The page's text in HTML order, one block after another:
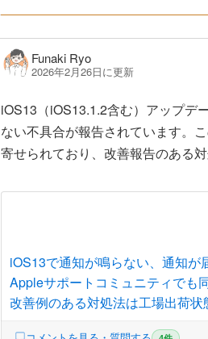
Funaki Ryo
2026年2月26日に更新
iOS13（iOS13.1.2含む）アップデ
ない不具合が報告されています。
寄せられており、改善報告のある
iOS13で通知が鳴らない、通知が
Appleサポートコミュニティでも
改善例のある対処法は工場出荷